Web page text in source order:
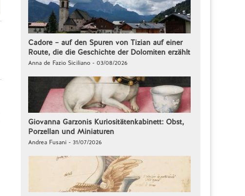
Cadore – auf den Spuren von Tizian auf einer
Route, die die Geschichte der Dolomiten erzählt
Anna de Fazio Siciliano - 03/08/2026
Giovanna Garzonis Kuriositätenkabinett: Obst,
Porzellan und Miniaturen
Andrea Fusani - 31/07/2026